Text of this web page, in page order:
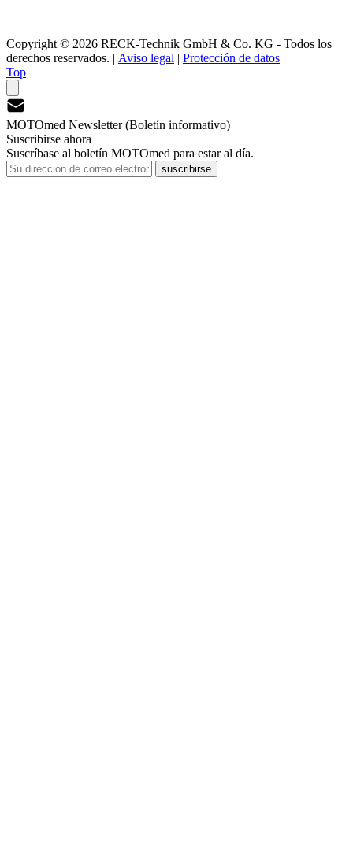
Copyright © 2026 RECK-Technik GmbH & Co. KG - Todos los
derechos reservados. | Aviso legal | Protección de datos
Top
MOTOmed Newsletter (Boletín informativo)
Suscribirse ahora
Suscríbase al boletín MOTOmed para estar al día.
suscribirse